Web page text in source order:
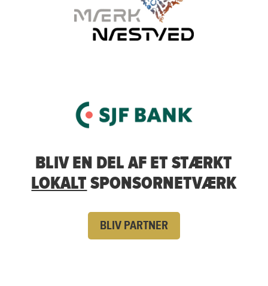
BLIV EN DEL AF ET STÆRKT
LOKALT SPONSORNETVÆRK
BLIV PARTNER